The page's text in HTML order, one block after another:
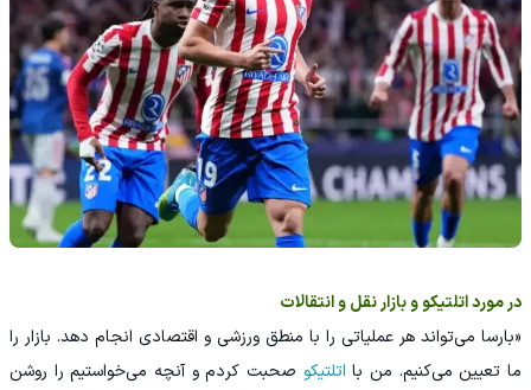
در مورد اتلتیکو و بازار نقل و انتقالات
«بارسا می‌تواند هر عملیاتی را با منطق ورزشی و اقتصادی انجام دهد. بازار را
ما تعیین می‌کنیم. من با اتلتیکو صحبت کردم و آنچه می‌خواستیم را روشن